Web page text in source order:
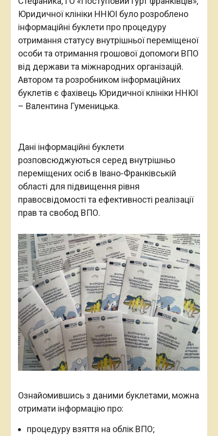
Юридичної клініки ННЮІ було розроблено
інформаційні буклети про процедуру
отримання статусу внутрішньої переміщеної
особи та отримання грошової допомоги ВПО
від держави та міжнародних організацій.
Автором та розробником інформаційних
буклетів є фахівець Юридичної клініки ННЮІ
– Валентина Гуменицька.
Дані інформаційні буклети
розповсюджуються серед внутрішньо
переміщених осіб в Івано-Франківській
області для підвищення рівня
правосвідомості та ефективності реалізації
прав та свобод ВПО.
Ознайомившись з даними буклетами, можна
отримати інформацію про:
процедуру взяття на облік ВПО;